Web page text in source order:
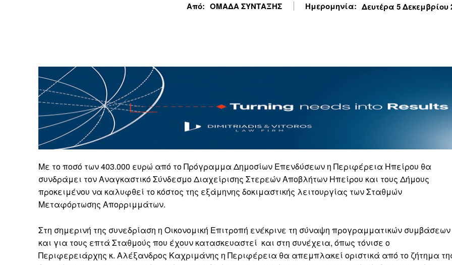
Από: ΟΜΑΔΑ ΣΥΝΤΑΞΗΣ Ημερομηνία: Δευτέρα 5 Δεκεμβρίου
Με το ποσό των 403.000 ευρώ από το Πρόγραμμα Δημοσίων Επενδύσεων η Περιφέρεια Ηπείρου θα
συνδράμει τον Αναγκαστικό Σύνδεσμο Διαχείρισης Στερεών Αποβλήτων Ηπείρου και τους Δήμους
προκειμένου να καλυφθεί το κόστος της εξάμηνης δοκιμαστικής λειτουργίας των Σταθμών
Μεταφόρτωσης Απορριμμάτων.
Στη σημερινή της συνεδρίαση η Οικονομική Επιτροπή ενέκρινε τη σύναψη προγραμματικών συμβάσεων
και για τους επτά Σταθμούς που έχουν κατασκευαστεί και στη συνέχεια, όπως τόνισε ο
Περιφερειάρχης κ. Αλέξανδρος Καχριμάνης η Περιφέρεια θα απεμπλακεί οριστικά από το ζήτημα